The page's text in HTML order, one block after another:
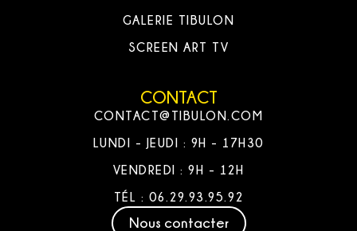
GALERIE TIBULON
SCREEN ART TV
CONTACT
CONTACT@TIBULON.COM
LUNDI - JEUDI : 9H - 17H30
VENDREDI : 9H - 12H
TÉL : 06.29.93.95.92
Nous contacter